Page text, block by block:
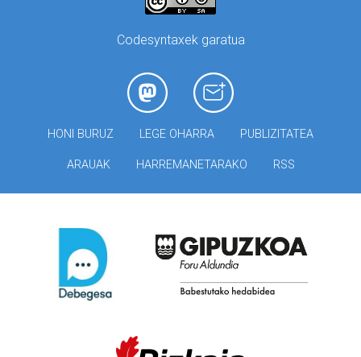
Codesyntaxek garatua
HONI BURUZ LEGE OHARRA PUBLIZITATEA
ARAUAK HARREMANETARAKO RSS